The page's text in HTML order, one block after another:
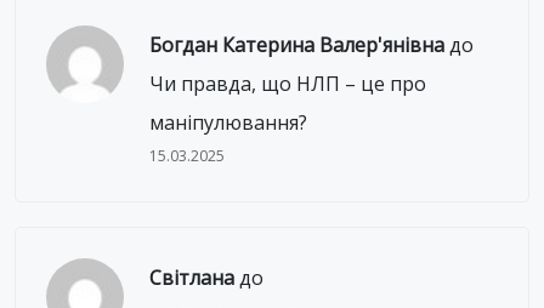
Богдан Катерина Валер'янівнадо
Чи правда, що НЛП – це про
маніпулювання?
15.03.2025
Світланадо